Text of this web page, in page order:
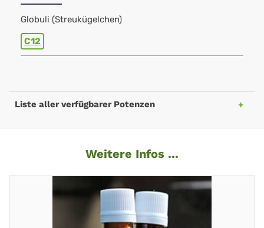
Globuli (Streukügelchen)
C12
Liste aller verfügbarer Potenzen
Weitere Infos ...